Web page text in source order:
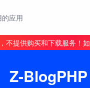
应用
提供购买和下载服务！
Z-